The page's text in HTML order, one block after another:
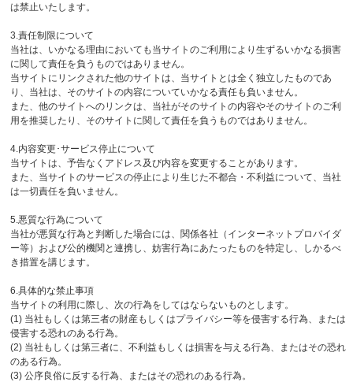
は禁止いたします。
3.責任制限について
当社は、いかなる理由においても当サイトのご利用により生ずるいかなる損害
に関して責任を負うものではありません。
当サイトにリンクされた他のサイトは、当サイトとは全く独立したものであ
り、当社は、そのサイトの内容についていかなる責任も負いません。
また、他のサイトへのリンクは、当社がそのサイトの内容やそのサイトのご利
用を推奨したり、そのサイトに関して責任を負うものではありません。
4.内容変更･サービス停止について
当サイトは、予告なくアドレス及び内容を変更することがあります。
また、当サイトのサービスの停止により生じた不都合・不利益について、当社
は一切責任を負いません。
5.悪質な行為について
当社が悪質な行為と判断した場合には、関係各社（インターネットプロバイダ
ー等）および公的機関と連携し、妨害行為にあたったものを特定し、しかるべ
き措置を講じます。
6.具体的な禁止事項
当サイトの利用に際し、次の行為をしてはならないものとします。
(1) 当社もしくは第三者の財産もしくはプライバシー等を侵害する行為、または
侵害する恐れのある行為。
(2) 当社もしくは第三者に、不利益もしくは損害を与える行為、またはその恐れ
のある行為。
(3) 公序良俗に反する行為、またはその恐れのある行為。